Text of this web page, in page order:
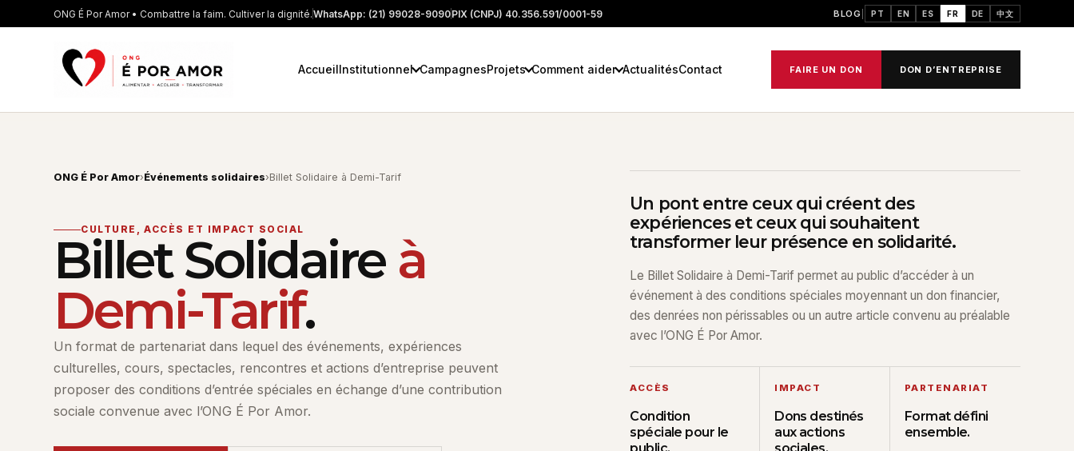
ONG É Por Amor • Combattre la faim. Cultiver la dignité.WhatsApp: (21) 99028-9090PIX (CNPJ) 40.356.591/0001-59 BLOG PT EN ES FR DE 中文
AccueilInstitutionnel CampagnesProjets Comment aider ActualitésContact FAIRE UN DON DON D’ENTREPRISE
ONG É Por Amor›Événements solidaires›Billet Solidaire à Demi-Tarif
CULTURE, ACCÈS ET IMPACT SOCIAL
Billet Solidaire à
Demi-Tarif.
Un format de partenariat dans lequel des événements, expériences
culturelles, cours, spectacles, rencontres et actions d’entreprise peuvent
proposer des conditions d’entrée spéciales en échange d’une contribution
sociale convenue avec l’ONG É Por Amor.
Un pont entre ceux qui créent des
expériences et ceux qui souhaitent
transformer leur présence en solidarité.
Le Billet Solidaire à Demi-Tarif permet au public d’accéder à un
événement à des conditions spéciales moyennant un don financier,
des denrées non périssables ou un autre article convenu au préalable
avec l’ONG É Por Amor.
ACCÈS
Condition
spéciale pour le
IMPACT
Dons destinés
aux actions
PARTENARIAT
Format défini
ensemble.